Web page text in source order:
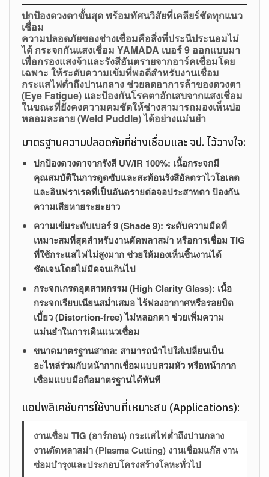
ปกป้องดวงตาขั้นสุด พร้อมทัศนวิสัยที่เคลียร์ชัดทุกแนว
เชื่อม
ความปลอดภัยของช่างเชื่อมคือสิ่งที่ประนีประนอมไม่
ได้ กระจกกันแสงเชื่อม YAMADA เบอร์ 9 ออกแบบมา
เพื่อกรองแสงจ้าและรังสีอันตรายจากอาร์คเชื่อมโดย
เฉพาะ ให้ระดับความเข้มที่พอดีสำหรับงานเชื่อม
กระแสไฟต่ำถึงปานกลาง ช่วยลดอาการล้าของดวงตา
(Eye Fatigue) และป้องกันโรคตาอักเสบจากแสงเชื่อม
ในขณะที่ยังคงความคมชัดให้ช่างสามารถมองเห็นบ่อ
หลอมละลาย (Weld Puddle) ได้อย่างแม่นยำ
มาตรฐานความปลอดภัยที่ช่างเชื่อมและ จป. ไว้วางใจ:
ปกป้องดวงตาจากรังสี UV/IR 100%: เนื้อกระจกมี
คุณสมบัติในการดูดซับและสะท้อนรังสีอัลตราไวโอเลต
และอินฟราเรดที่เป็นอันตรายต่อจอประสาทตา ป้องกัน
ความเสียหายระยะยาว
ความเข้มระดับเบอร์ 9 (Shade 9): ระดับความมืดที่
เหมาะสมที่สุดสำหรับงานตัดพลาสม่า หรือการเชื่อม TIG
ที่ใช้กระแสไฟไม่สูงมาก ช่วยให้มองเห็นชิ้นงานได้
ชัดเจนโดยไม่มืดจนเกินไป
กระจกเกรดอุตสาหกรรม (High Clarity Glass): เนื้อ
กระจกเรียบเนียนสม่ำเสมอ ไร้ฟองอากาศหรือรอยบิด
เบี้ยว (Distortion-free) ไม่หลอกตา ช่วยเพิ่มความ
แม่นยำในการเดินแนวเชื่อม
ขนาดมาตรฐานสากล: สามารถนำไปใส่เปลี่ยนเป็น
อะไหล่ร่วมกับหน้ากากเชื่อมแบบสวมหัว หรือหน้ากาก
เชื่อมแบบมือถือมาตรฐานได้ทันที
แอปพลิเคชันการใช้งานที่เหมาะสม (Applications):
งานเชื่อม TIG (อาร์กอน) กระแสไฟต่ำถึงปานกลาง
งานตัดพลาสม่า (Plasma Cutting) งานเชื่อมแก๊ส งาน
ซ่อมบำรุงและประกอบโครงสร้างโลหะทั่วไป